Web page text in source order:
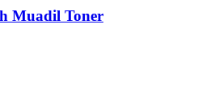
Muadil Toner